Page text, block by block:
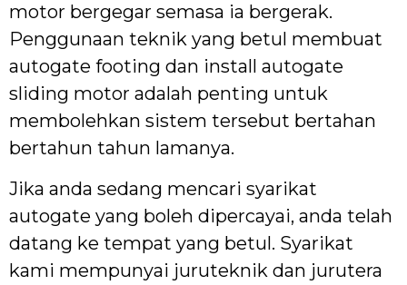
motor bergegar semasa ia bergerak.
Penggunaan teknik yang betul membuat
autogate footing dan install autogate
sliding motor adalah penting untuk
membolehkan sistem tersebut bertahan
bertahun tahun lamanya.
Jika anda sedang mencari syarikat
autogate yang boleh dipercayai, anda telah
datang ke tempat yang betul. Syarikat
kami mempunyai juruteknik dan jurutera